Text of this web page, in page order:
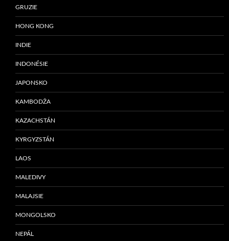
GRUZIE
HONG KONG
INDIE
INDONÉSIE
JAPONSKO
KAMBODŽA
KAZACHSTÁN
KYRGYZSTÁN
LAOS
MALEDIVY
MALAJSIE
MONGOLSKO
NEPÁL